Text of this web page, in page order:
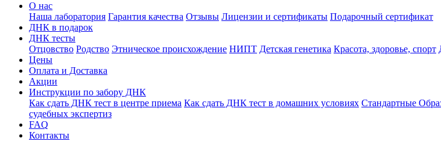
О нас
Наша лаборатория Гарантия качества Отзывы Лицензии и сертификаты Подарочный сертификат
ДНК в подарок
ДНК тесты
Отцовство Родство Этническое происхождение НИПТ Детская генетика Красота, здоровье, спорт
Цены
Оплата и Доставка
Акции
Инструкции по забору ДНК
Как сдать ДНК тест в центре приема Как сдать ДНК тест в домашних условиях Стандартные
судебных экспертиз
FAQ
Контакты